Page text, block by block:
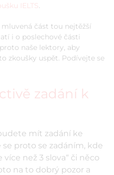
IELTS.
část tou nejtěžší
i o poslechové části
naše lektory, aby
zkoušky uspět. Podívejte se
zadání k
mít zadání ke
se proto se zadáním, kde
než 3 slova“ či něco
na to dobrý pozor a